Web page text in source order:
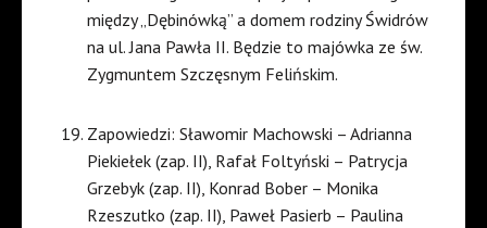
między „Dębinówką” a domem rodziny Świdrów
na ul. Jana Pawła II. Będzie to majówka ze św.
Zygmuntem Szczęsnym Felińskim.
Zapowiedzi: Sławomir Machowski – Adrianna
Piekiełek (zap. II), Rafał Foltyński – Patrycja
Grzebyk (zap. II), Konrad Bober – Monika
Rzeszutko (zap. II), Paweł Pasierb – Paulina